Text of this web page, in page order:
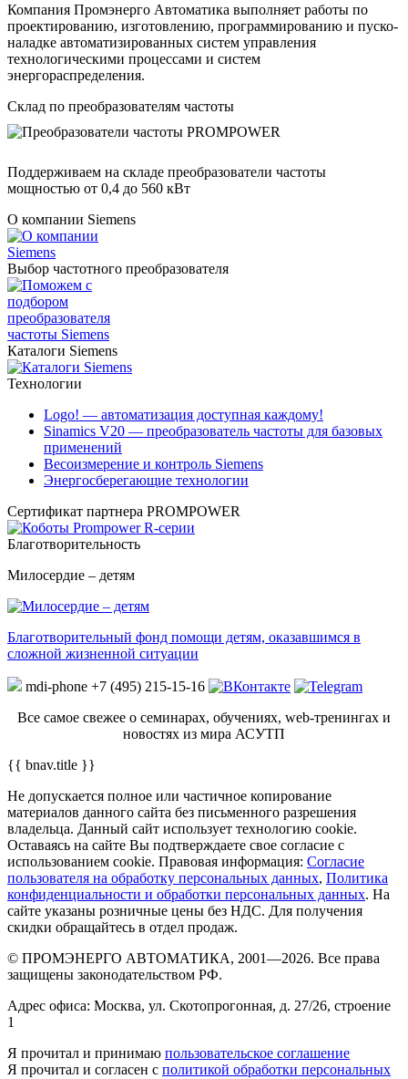
Компания Промэнерго Автоматика выполняет работы по
проектированию, изготовлению, программированию и пуско-
наладке автоматизированных систем управления
технологическими процессами и систем
энергораспределения.
Склад по преобразователям частоты
Поддерживаем на складе преобразователи частоты
мощностью от 0,4 до 560 кВт
О компании Siemens
Выбор частотного преобразователя
Каталоги Siemens
Технологии
Logo! — автоматизация доступная каждому!
Sinamics V20 — преобразователь частоты для базовых
применений
Весоизмерение и контроль Siemens
Энергосберегающие технологии
Сертификат партнера PROMPOWER
Благотворительность
Милосердие – детям
Благотворительный фонд помощи детям, оказавшимся в
сложной жизненной ситуации
mdi-phone +7 (495) 215-15-16
Все самое свежее о семинарах, обучениях, web-тренингах и
новостях из мира АСУТП
{{ bnav.title }}
Не допускается полное или частичное копирование
материалов данного сайта без письменного разрешения
владельца. Данный сайт использует технологию cookie.
Оставаясь на сайте Вы подтверждаете свое согласие с
использованием cookie. Правовая информация: Согласие
пользователя на обработку персональных данных, Политика
конфиденциальности и обработки персональных данных. На
сайте указаны розничные цены без НДС. Для получения
скидки обращайтесь в отдел продаж.
© ПРОМЭНЕРГО АВТОМАТИКА, 2001—2026. Все права
защищены законодательством РФ.
Адрес офиса: Москва, ул. Скотопрогонная, д. 27/26, строение
1
Я прочитал и принимаю пользовательское соглашение
Я прочитал и согласен с политикой обработки персональных